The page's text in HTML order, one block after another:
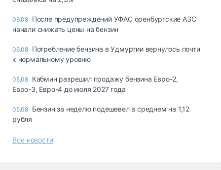
06.08 После предупреждений УФАС оренбургские АЗС
начали снижать цены на бензин
06.08 Потребление бензина в Удмуртии вернулось почти
к нормальному уровню
05.08 Кабмин разрешил продажу бензина Евро-2,
Евро-3, Евро-4 до июля 2027 года
05.08 Бензин за неделю подешевел в среднем на 1,12
рубля
Все новости